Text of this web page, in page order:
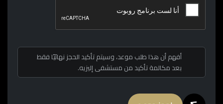
أفهم أن هذا طلب موعد، وسيتم تأكيد الحجز نهائيًا فقط
بعد مكالمة تأكيد من مستشفى إليزيه.